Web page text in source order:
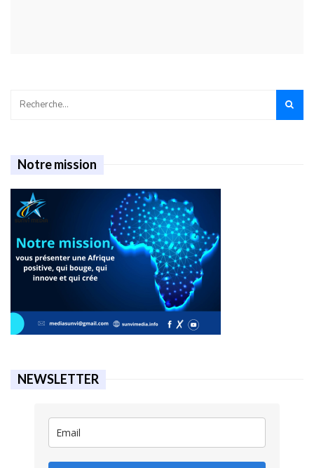
Notre mission
NEWSLETTER